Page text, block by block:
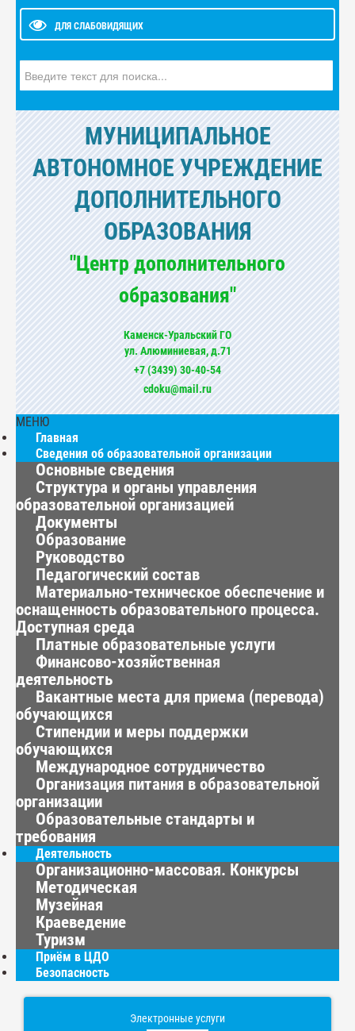
ДЛЯ СЛАБОВИДЯЩИХ
МУНИЦИПАЛЬНОЕ
АВТОНОМНОЕ УЧРЕЖДЕНИЕ
ДОПОЛНИТЕЛЬНОГО
ОБРАЗОВАНИЯ
"Центр дополнительного
образования"
Каменск-Уральский ГО
ул. Алюминиевая, д.71
+7 (3439) 30-40-54
cdoku@mail.ru
МЕНЮ
Главная
Сведения об образовательной организации
Основные сведения
Структура и органы управления
образовательной организацией
Документы
Образование
Руководство
Педагогический состав
Материально-техническое обеспечение и
оснащенность образовательного процесса.
Доступная среда
Платные образовательные услуги
Финансово-хозяйственная
деятельность
Вакантные места для приема (перевода)
обучающихся
Стипендии и меры поддержки
обучающихся
Международное сотрудничество
Организация питания в образовательной
организации
Образовательные стандарты и
требования
Деятельность
Организационно-массовая. Конкурсы
Методическая
Музейная
Краеведение
Туризм
Приём в ЦДО
Безопасность
Электронные услуги